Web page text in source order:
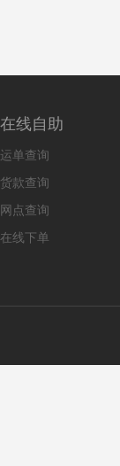
在线自助
运单查询
货款查询
网点查询
在线下单